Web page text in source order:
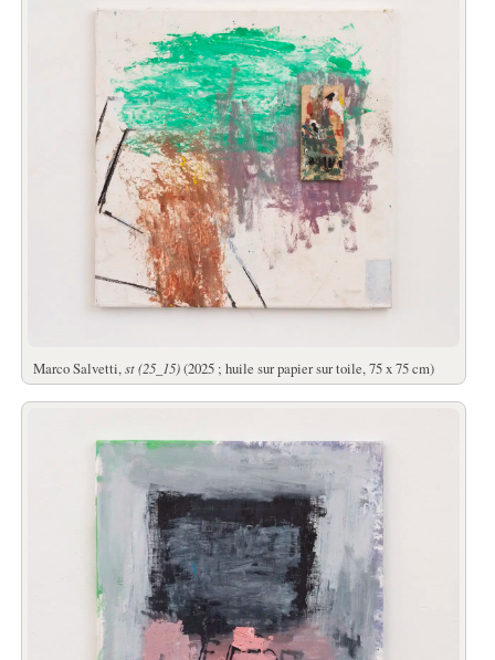
Marco Salvetti,st (25_15)(2025 ; huile sur papier sur toile, 75 x 75 cm)